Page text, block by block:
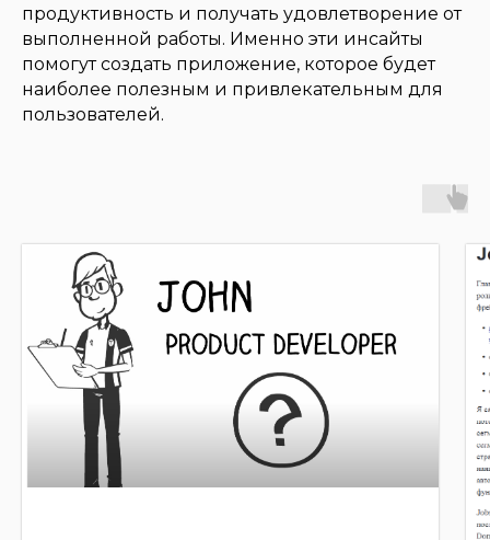
продуктивность и получать удовлетворение от
выполненной работы. Именно эти инсайты
помогут создать приложение, которое будет
наиболее полезным и привлекательным для
пользователей.